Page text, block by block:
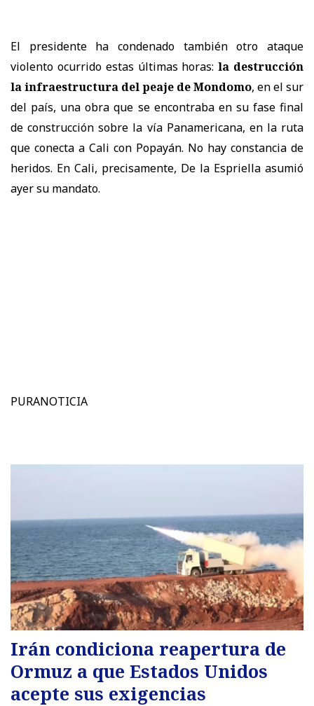
El presidente ha condenado también otro ataque
violento ocurrido estas últimas horas:la destrucción
la infraestructura del peaje de Mondomo, en el sur
del país, una obra que se encontraba en su fase final
de construcción sobre la vía Panamericana, en la ruta
que conecta a Cali con Popayán. No hay constancia de
heridos. En Cali, precisamente, De la Espriella asumió
ayer su mandato.
PURANOTICIA
Irán condiciona reapertura de
Ormuz a que Estados Unidos
acepte sus exigencias